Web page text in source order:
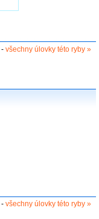
- všechny úlovky této ryby »
- všechny úlovky této ryby »